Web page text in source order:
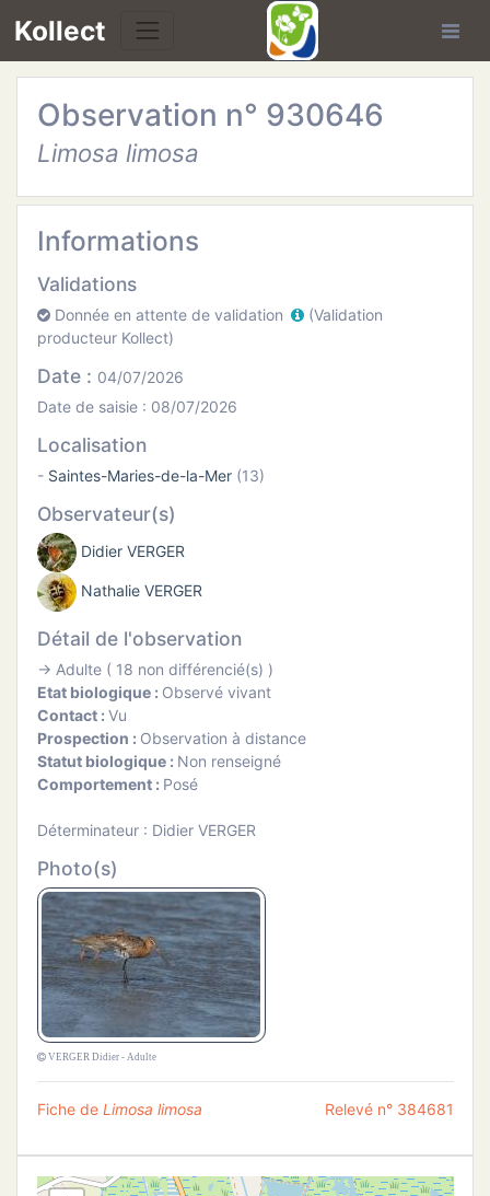
Kollect
Observation n° 930646
Limosa limosa
Informations
Validations
Donnée en attente de validation
(Validation
producteur Kollect)
Date : 04/07/2026
Date de saisie : 08/07/2026
Localisation
- Saintes-Maries-de-la-Mer(13)
Observateur(s)
Didier VERGER
Nathalie VERGER
Détail de l'observation
→ Adulte ( 18 non différencié(s) )
Etat biologique : Observé vivant
Contact : Vu
Prospection : Observation à distance
Statut biologique : Non renseigné
Comportement : Posé
Déterminateur : Didier VERGER
Photo(s)
VERGER Didier - Adulte
Fiche de Limosa limosa Relevé n° 384681